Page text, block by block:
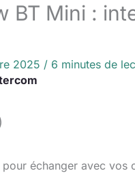
BT Mini :
2025 / 6 minutes de
échanger avec